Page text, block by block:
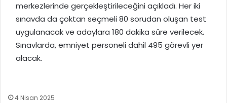
merkezlerinde gerçekleştirileceğini açıkladı. Her iki
sınavda da çoktan seçmeli 80 sorudan oluşan test
uygulanacak ve adaylara 180 dakika süre verilecek.
Sınavlarda, emniyet personeli dahil 495 görevli yer
alacak.
4 Nisan 2025